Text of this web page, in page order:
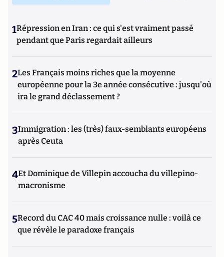
1Répression en Iran : ce qui s'est vraiment passé
pendant que Paris regardait ailleurs
2Les Français moins riches que la moyenne
européenne pour la 3e année consécutive : jusqu'où
ira le grand déclassement ?
3Immigration : les (très) faux-semblants européens
après Ceuta
4Et Dominique de Villepin accoucha du villepino-
macronisme
5Record du CAC 40 mais croissance nulle : voilà ce
que révèle le paradoxe français